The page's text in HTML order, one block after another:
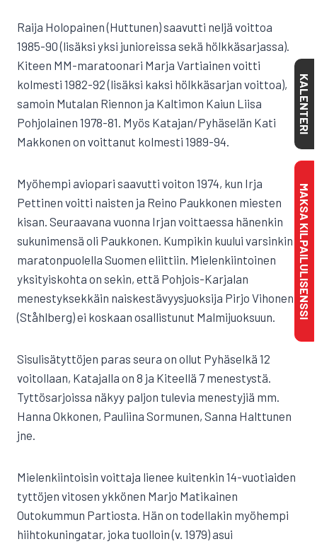
Raija Holopainen (Huttunen) saavutti neljä voittoa
1985-90 (lisäksi yksi junioreissa sekä hölkkäsarjassa).
Kiteen MM-maratoonari Marja Vartiainen voitti
kolmesti 1982-92 (lisäksi kaksi hölkkäsarjan voittoa),
samoin Mutalan Riennon ja Kaltimon Kaiun Liisa
Pohjolainen 1978-81. Myös Katajan/Pyhäselän Kati
Makkonen on voittanut kolmesti 1989-94.
Myöhempi aviopari saavutti voiton 1974, kun Irja
Pettinen voitti naisten ja Reino Paukkonen miesten
kisan. Seuraavana vuonna Irjan voittaessa hänenkin
sukunimensä oli Paukkonen. Kumpikin kuului varsinkin
maratonpuolella Suomen eliittiin. Mielenkiintoinen
yksityiskohta on sekin, että Pohjois-Karjalan
menestyksekkäin naiskestävyysjuoksija Pirjo Vihonen
(Ståhlberg) ei koskaan osallistunut Malmijuoksuun.
Sisulisätyttöjen paras seura on ollut Pyhäselkä 12
voitollaan, Katajalla on 8 ja Kiteellä 7 menestystä.
Tyttösarjoissa näkyy paljon tulevia menestyjiä mm.
Hanna Okkonen, Pauliina Sormunen, Sanna Halttunen
jne.
Mielenkiintoisin voittaja lienee kuitenkin 14-vuotiaiden
tyttöjen vitosen ykkönen Marjo Matikainen
Outokummun Partiosta. Hän on todellakin myöhempi
hiihtokuningatar, joka tuolloin (v. 1979) asui
KALENTERI
MAKSA KILPAILULISENSSI